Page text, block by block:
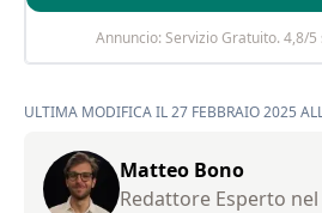
Annuncio: Servizio Gratuito.
ULTIMA MODIFICA IL 27 FEBBRAIO 2025
Matteo Bono
Redattore Esperto